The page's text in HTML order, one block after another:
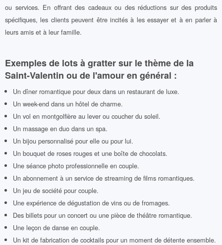
ou services. En offrant des cadeaux ou des réductions sur des produits
spécifiques, les clients peuvent être incités à les essayer et à en parler à
leurs amis et à leur famille.
Exemples de lots à gratter sur le thème de la
Saint-Valentin ou de l'amour en général :
Un dîner romantique pour deux dans un restaurant de luxe.
Un week-end dans un hôtel de charme.
Un vol en montgolfière au lever ou coucher du soleil.
Un massage en duo dans un spa.
Un bijou personnalisé pour elle ou pour lui.
Un bouquet de roses rouges et une boîte de chocolats.
Une séance photo professionnelle en couple.
Un abonnement à un service de streaming de films romantiques.
Un jeu de société pour couple.
Une expérience de dégustation de vins ou de fromages.
Des billets pour un concert ou une pièce de théâtre romantique.
Une leçon de danse en couple.
Un kit de fabrication de cocktails pour un moment de détente ensemble.